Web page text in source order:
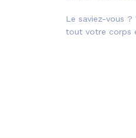
Le saviez-vous
tout votre corps